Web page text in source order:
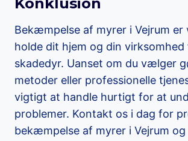
Bekæmpelse af myrer i Vejrum
holde dit hjem og din
skadedyr. Uanset om du vælger
metoder eller professionelle
vigtigt at handle hurtigt for at
problemer. Kontakt os i dag for
bekæmpelse af myrer i Vejrum